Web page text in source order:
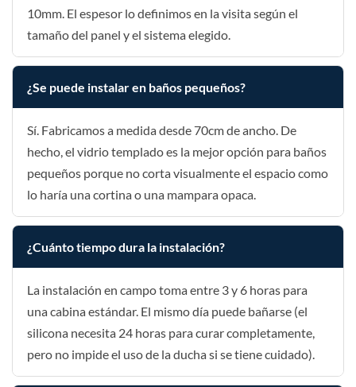
10mm. El espesor lo definimos en la visita según el
tamaño del panel y el sistema elegido.
¿Se puede instalar en baños pequeños?
Sí. Fabricamos a medida desde 70cm de ancho. De
hecho, el vidrio templado es la mejor opción para baños
pequeños porque no corta visualmente el espacio como
lo haría una cortina o una mampara opaca.
¿Cuánto tiempo dura la instalación?
La instalación en campo toma entre 3 y 6 horas para
una cabina estándar. El mismo día puede bañarse (el
silicona necesita 24 horas para curar completamente,
pero no impide el uso de la ducha si se tiene cuidado).